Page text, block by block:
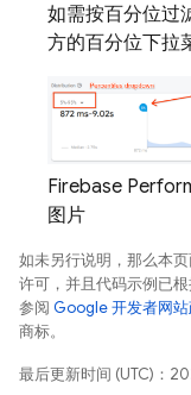
如需按百分位过
方的百分位下拉
Firebase
图片
如未另行说明，那么本
许可，并且代码示例已
参阅 Google 开发者网
商标。
最后更新时间 (UTC)：